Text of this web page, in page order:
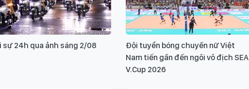
sự 24h qua ảnh sáng 2/08
Đội tuyển bóng chuyền nữ Việt
Nam tiến gần đến ngôi vô địch SEA
V.Cup 2026